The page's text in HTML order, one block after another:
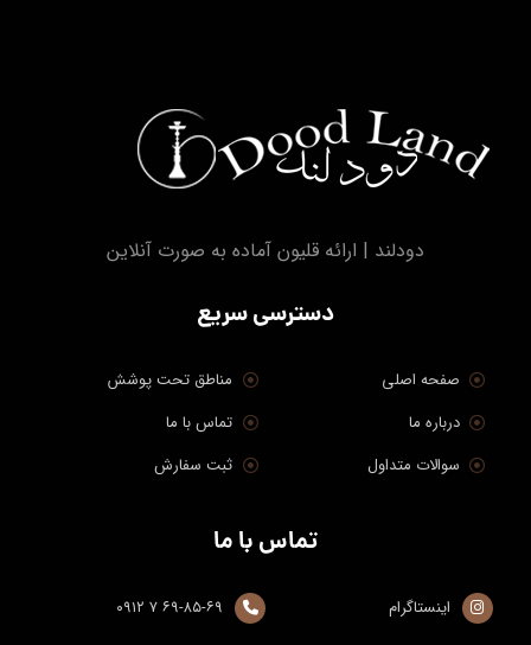
دودلند | ارائه قلیون آماده به صورت آنلاین
دسترسی سریع
ثبت سفارش
تماس با ما